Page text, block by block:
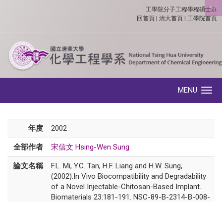
:::
工學院分子工程學程碩士班
回首頁
清大首頁 工學院首頁
MENU
年度 2002
全部作者 宋信文 Hsing-Wen Sung
論文名稱
F.L. Mi, Y.C. Tan, H.F. Liang and H.W. Sung,
(2002).In Vivo Biocompatibility and Degradability
of a Novel Injectable-Chitosan-Based Implant.
Biomaterials 23:181-191. NSC-89-B-2314-B-008-